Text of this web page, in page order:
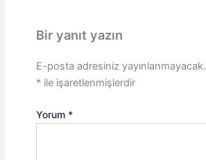
Bir yanıt yazın
E-posta adresiniz yayınlanmayacak.
*ile işaretlenmişlerdir
Yorum *